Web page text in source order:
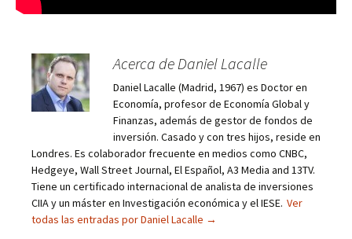
Acerca de Daniel Lacalle
Daniel Lacalle (Madrid, 1967) es Doctor en
Economía, profesor de Economía Global y
Finanzas, además de gestor de fondos de
inversión. Casado y con tres hijos, reside en
Londres. Es colaborador frecuente en medios como CNBC,
Hedgeye, Wall Street Journal, El Español, A3 Media and 13TV.
Tiene un certificado internacional de analista de inversiones
CIIA y un máster en Investigación económica y el IESE. Ver
todas las entradas por Daniel Lacalle →